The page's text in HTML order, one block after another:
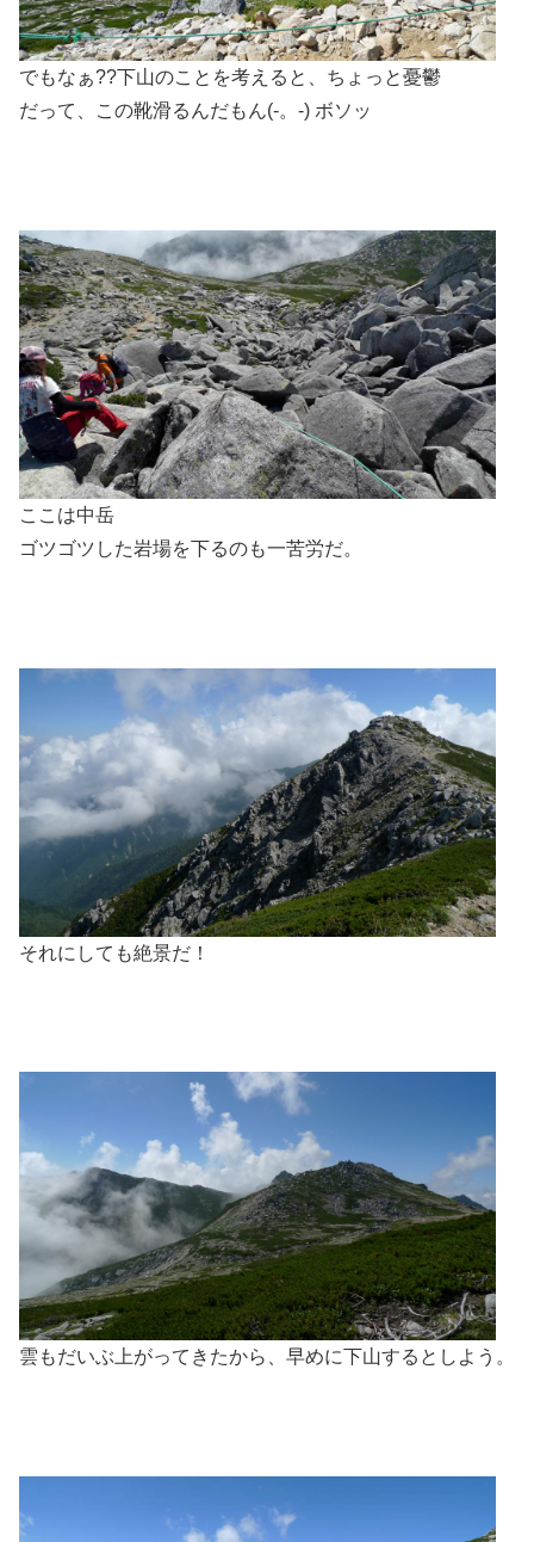
でもなぁ??下山のことを考えると、ちょっと憂鬱
だって、この靴滑るんだもん(-。-) ボソッ
ここは中岳
ゴツゴツした岩場を下るのも一苦労だ。
それにしても絶景だ！
雲もだいぶ上がってきたから、早めに下山するとしよう。